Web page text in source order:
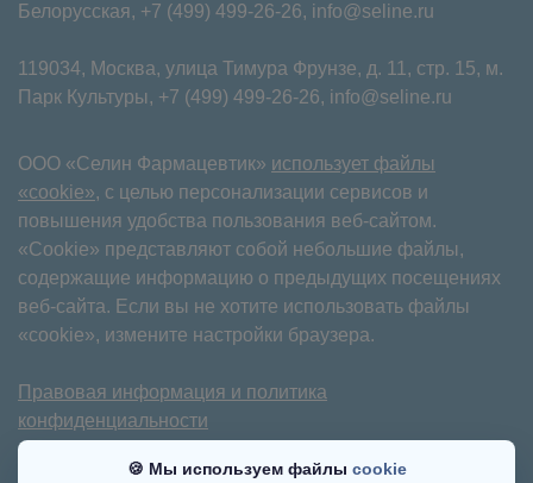
Белорусская, +7 (499) 499-26-26, info@seline.ru
119034, Москва, улица Тимура Фрунзе, д. 11⁠, стр. 15, м.
Парк Культуры, +7 (499) 499-26-26, info@seline.ru
ООО «Селин Фармацевтик» использует файлы
«cookie», с целью персонализации сервисов и
повышения удобства пользования веб-сайтом.
«Cookie» представляют собой небольшие файлы,
содержащие информацию о предыдущих посещениях
веб-сайта. Если вы не хотите использовать файлы
«cookie», измените настройки браузера.
Правовая информация и политика
конфиденциальности
Имеются противопоказания. Требуется
🍪 Мы используем файлы cookie